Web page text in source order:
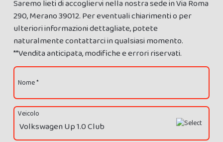
Saremo lieti di accogliervi nella nostra sede in Via Roma
290, Merano 39012. Per eventuali chiarimenti o per
ulteriori informazioni dettagliate, potete
naturalmente contattarci in qualsiasi momento.
**Vendita anticipata, modifiche e errori riservati.
Nome *
Veicolo